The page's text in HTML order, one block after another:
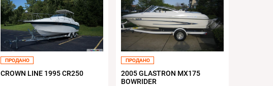
ПРОДАНО
CROWN LINE 1995 CR250
ПРОДАНО
2005 GLASTRON MX175
BOWRIDER